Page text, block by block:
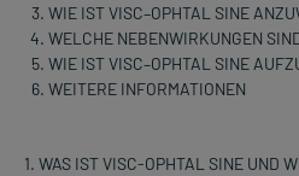
WIE IST VISC–OPHTAL SINE
WELCHE NEBENWIRKUNGEN
WIE IST VISC–OPHTAL SINE
WEITERE INFORMATIONEN
1. WAS IST VISC-OPHTAL SINE UND